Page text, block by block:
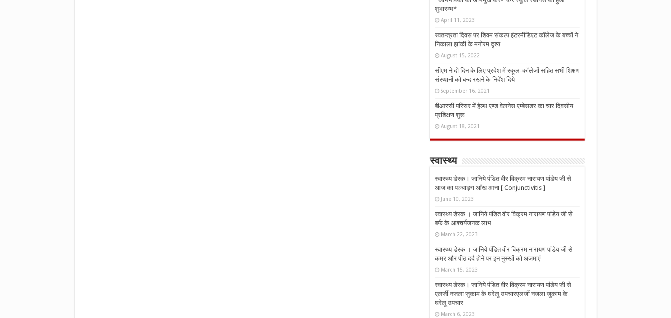
शुभारम्भ*
April 11, 2023
स्वतन्त्रता दिवस पर शिवम संकल्प इंटरमीडिएट कॉलेज के बच्चों ने
निकाला झांकी के मनोरम दृश्य
August 15, 2022
सीएम ने दो दिन के लिए प्रदेश में स्कूल-कॉलेजों सहित सभी शिक्षण
संस्थानों को बन्द रखने के निर्देश दिये
September 16, 2021
बीआरसी परिसर में हेल्थ एण्ड वेलनेस एम्बेसडर का चार दिवसीय
प्रशिक्षण शुरू
August 18, 2021
स्वास्थ्य
स्वास्थ्य डेस्क। जानिये पंडित वीर विक्रम नारायण पांडेय जी से
आज का पञ्चाङ्ग आँख आना [ Conjunctivitis ]
June 10, 2023
स्वास्थ्य डेस्क । जानिये पंडित वीर विक्रम नारायण पांडेय जी से
बर्फ के आश्चर्यजनक लाभ
March 22, 2023
स्वास्थ्य डेस्क । जानिये पंडित वीर विक्रम नारायण पांडेय जी से
कमर और पीठ दर्द होने पर इन नुस्‍खों को अजमाएं
March 15, 2023
स्वास्थ्य डेस्क। जानिये पंडित वीर विक्रम नारायण पांडेय जी से
एलर्जी नजला जुकाम के घरेलू उपचारएलर्जी नजला जुकाम के
घरेलू उपचार
March 6, 2023